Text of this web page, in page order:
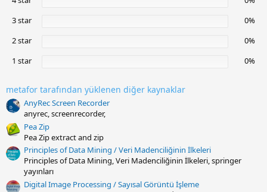
3 star
0%
2 star
0%
1 star
0%
metafor tarafından yüklenen diğer kaynaklar
AnyRec Screen Recorder
anyrec, screenrecorder,
Pea Zip
Pea Zip extract and zip
Principles of Data Mining / Veri Madenciliğinin İlkeleri
Principles of Data Mining, Veri Madenciliğinin İlkeleri, springer
yayınları
Digital Image Processing / Sayısal Görüntü İşleme